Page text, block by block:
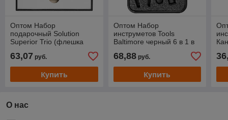
Оптом Набор
подарочный Solution
Superior Trio (флешка
Luma, брелок-карабин
Tools Module)
63,07 руб.
Купить
Оптом Набор
инструметов Tools
Baltimore черный 6 в 1 в
68,88руб.
Купить
О нас